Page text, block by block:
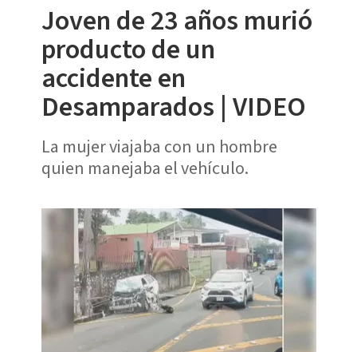
Joven de 23 años murió
producto de un
accidente en
Desamparados | VIDEO
La mujer viajaba con un hombre
quien manejaba el vehículo.